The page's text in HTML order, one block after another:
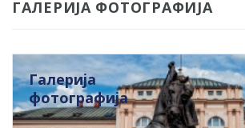
ГАЛЕРИЈА ФОТОГРАФИЈА
Галерија
фотографија